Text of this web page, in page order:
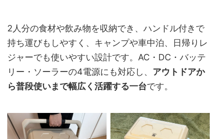
2人分の食材や飲み物を収納でき、ハンドル付きで
持ち運びもしやすく、キャンプや車中泊、日帰りレ
ジャーでも使いやすい設計です。AC・DC・バッテ
リー・ソーラーの4電源にも対応し、 アウトドアか
ら普段使いまで幅広く活躍する一台です。